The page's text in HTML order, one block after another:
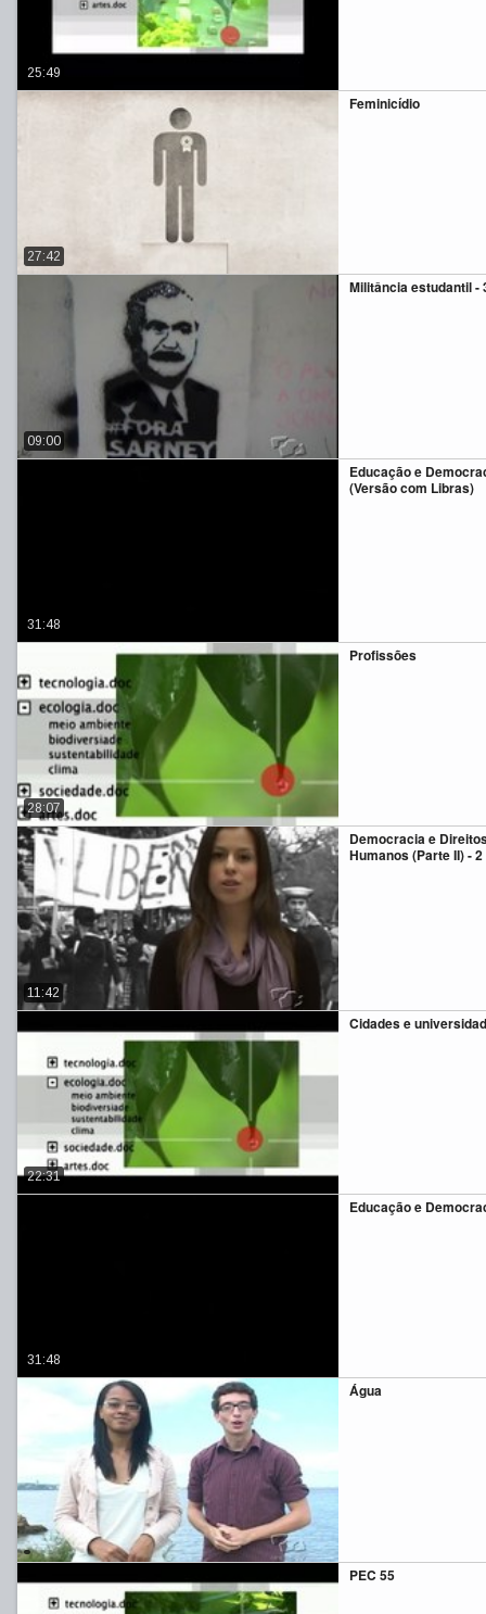
25:49
Feminicídio
27:42
Militância estudantil -
09:00
Educação e
(Versão com Libras)
31:48
Profissões
28:07
Democracia e
Humanos (Parte II) - 2
11:42
Cidades e
22:31
Educação e
31:48
Água
PEC 55